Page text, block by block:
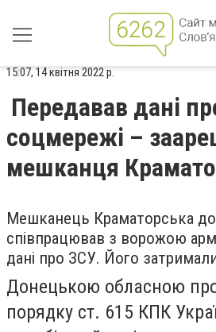
15:07, 14 квітня 2022 р.
Передавав дані
соцмережі –
мешканця
Мешканець Краматорська
співпрацював з ворожою
дані про ЗСУ. Його
Донецькою обласною
порядку ст. 615 КПК